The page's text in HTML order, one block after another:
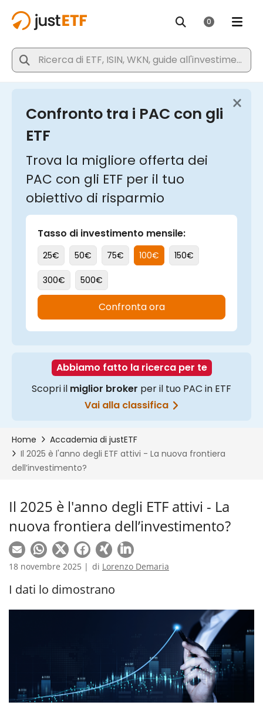
Il 2025 è l'anno degli ETF attivi - La
nuova frontiera dell’investimento?
18 novembre 2025 | di Lorenzo Demaria
I dati lo dimostrano